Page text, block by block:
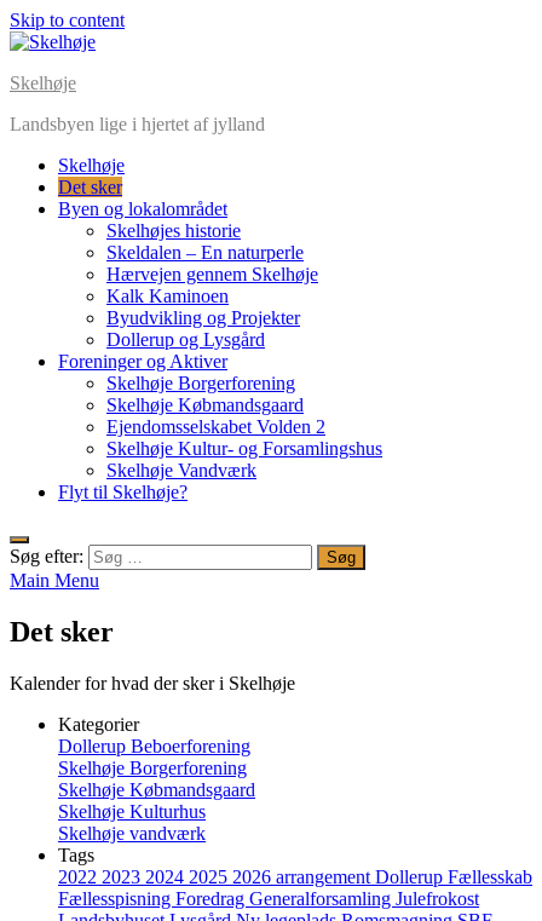
Skip to content
Skelhøje
Landsbyen lige i hjertet af jylland
Skelhøje
Det sker
Byen og lokalområdet
Skelhøjes historie
Skeldalen – En naturperle
Hærvejen gennem Skelhøje
Kalk Kaminoen
Byudvikling og Projekter
Dollerup og Lysgård
Foreninger og Aktiver
Skelhøje Borgerforening
Skelhøje Købmandsgaard
Ejendomsselskabet Volden 2
Skelhøje Kultur- og Forsamlingshus
Skelhøje Vandværk
Flyt til Skelhøje?
Søg efter:
Main Menu
Det sker
Kalender for hvad der sker i Skelhøje
Kategorier
Dollerup Beboerforening
Skelhøje Borgerforening
Skelhøje Købmandsgaard
Skelhøje Kulturhus
Skelhøje vandværk
Tags
2022 2023 2024 2025 2026 arrangement Dollerup Fællesskab
Fællesspisning Foredrag Generalforsamling Julefrokost